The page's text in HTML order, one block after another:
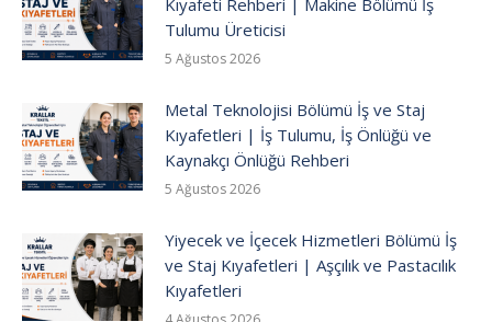
Kıyafeti Rehberi | Makine Bölümü İş
Tulumu Üreticisi
5 Ağustos 2026
Metal Teknolojisi Bölümü İş ve Staj
Kıyafetleri | İş Tulumu, İş Önlüğü ve
Kaynakçı Önlüğü Rehberi
5 Ağustos 2026
Yiyecek ve İçecek Hizmetleri Bölümü İş
ve Staj Kıyafetleri | Aşçılık ve Pastacılık
Kıyafetleri